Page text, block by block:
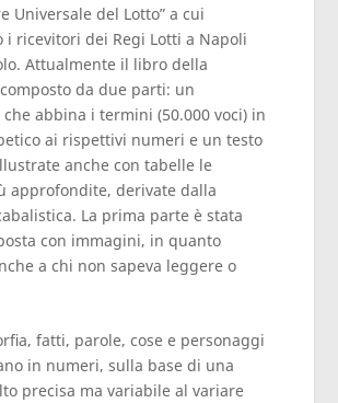
Universale del Lotto” a cui
i ricevitori dei Regi Lotti a Napoli
Attualmente il libro della
composto da due parti: un
abbina i termini (50.000 voci) in
ai rispettivi numeri e un testo
anche con tabelle le
approfondite, derivate dalla
La prima parte è stata
con immagini, in quanto
a chi non sapeva leggere o
fatti, parole, cose e personaggi
in numeri, sulla base di una
precisa ma variabile al variare